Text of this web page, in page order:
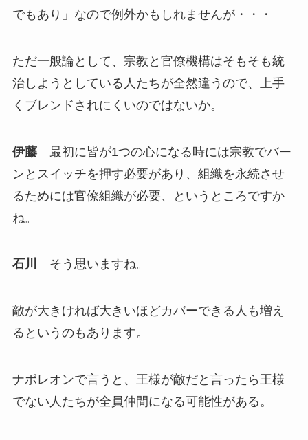
でもあり」なので例外かもしれませんが・・・
ただ一般論として、宗教と官僚機構はそもそも統
治しようとしている人たちが全然違うので、上手
くブレンドされにくいのではないか。
伊藤最初に皆が1つの心になる時には宗教でバー
ンとスイッチを押す必要があり、組織を永続させ
るためには官僚組織が必要、というところですか
ね。
石川 そう思いますね。
敵が大きければ大きいほどカバーできる人も増え
るというのもあります。
ナポレオンで言うと、王様が敵だと言ったら王様
でない人たちが全員仲間になる可能性がある。